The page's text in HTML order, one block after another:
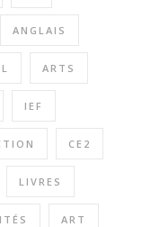
ANGLAIS
ARTS
IEF
CE2
LIVRES
ART